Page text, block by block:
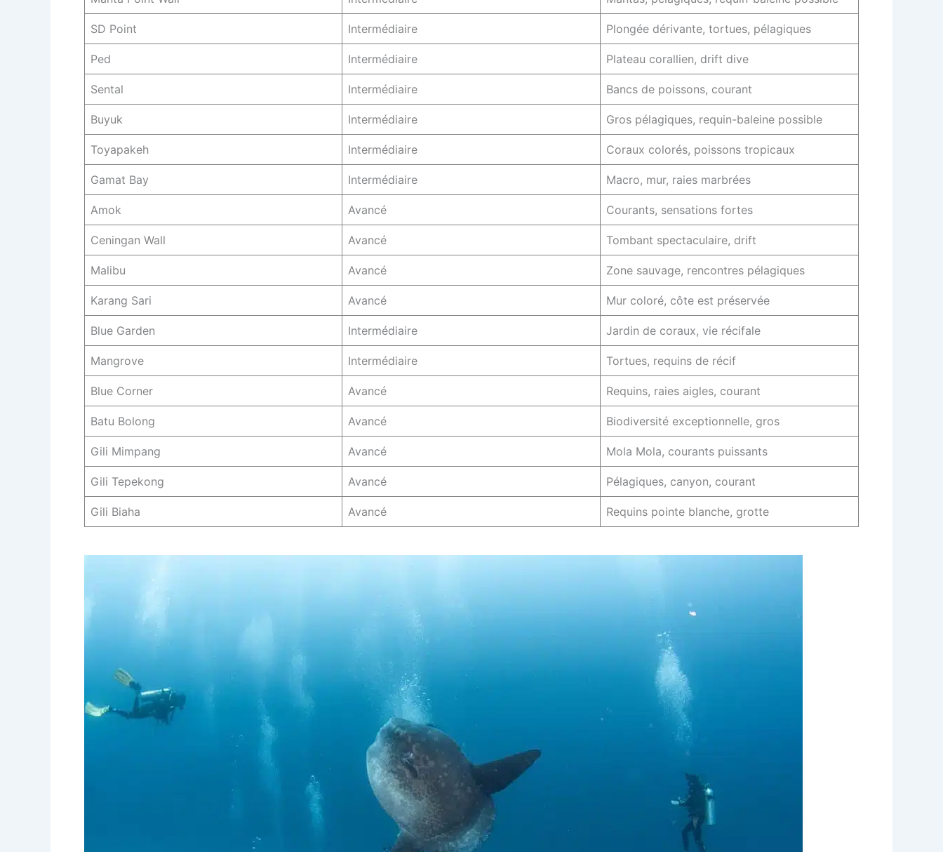
SD Point Intermédiaire Plongée dérivante, tortues, pélagiques
Ped Intermédiaire Plateau corallien, drift dive
Sental Intermédiaire Bancs de poissons, courant
Buyuk Intermédiaire Gros pélagiques, requin-baleine possible
Toyapakeh Intermédiaire Coraux colorés, poissons tropicaux
Gamat Bay Intermédiaire Macro, mur, raies marbrées
Amok Avancé Courants, sensations fortes
Ceningan Wall Avancé Tombant spectaculaire, drift
Malibu Avancé Zone sauvage, rencontres pélagiques
Karang Sari Avancé Mur coloré, côte est préservée
Blue Garden Intermédiaire Jardin de coraux, vie récifale
Mangrove Intermédiaire Tortues, requins de récif
Blue Corner Avancé Requins, raies aigles, courant
Batu Bolong Avancé Biodiversité exceptionnelle, gros
Gili Mimpang Avancé Mola Mola, courants puissants
Gili Tepekong Avancé Pélagiques, canyon, courant
Gili Biaha Avancé Requins pointe blanche, grotte